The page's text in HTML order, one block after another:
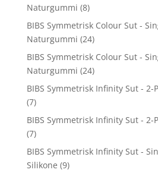
Naturgummi (8)
BIBS Symmetrisk Colour Sut -
Naturgummi (24)
BIBS Symmetrisk Colour Sut -
Naturgummi (24)
BIBS Symmetrisk Infinity Sut - 2-
(7)
BIBS Symmetrisk Infinity Sut - 2-
(7)
BIBS Symmetrisk Infinity Sut -
Silikone (9)